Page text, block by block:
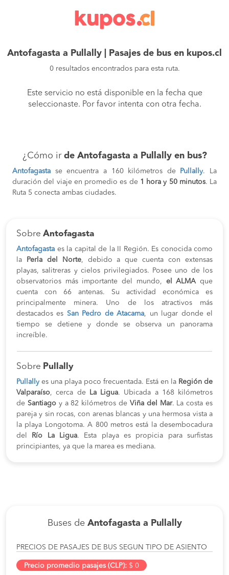
Antofagasta a Pullally | Pasajes de bus en kupos.cl
0 resultados encontrados para esta ruta.
Este servicio no está disponible en la fecha que
seleccionaste. Por favor intenta con otra fecha.
¿Cómo ir de Antofagasta a Pullally en bus?
Antofagasta se encuentra a 160 kilómetros de Pullally. La
duración del viaje en promedio es de 1 hora y 50 minutos. La
Ruta 5 conecta ambas ciudades.
Sobre Antofagasta
Antofagasta es la capital de la II Región. Es conocida como
la
Perla del Norte, debido a que cuenta con extensas
playas, salitreras y cielos privilegiados. Posee uno de los
observatorios más importante del mundo, el ALMAque
cuenta con 66 antenas. Su actividad económica es
principalmente minera. Uno de los atractivos más
destacados es San Pedro de Atacama, un lugar donde el
tiempo se detiene y donde se observa un panorama
increíble.
Sobre Pullally
Pullally es una playa poco frecuentada. Está en la Región de
Valparaíso, cerca deLa Ligua. Ubicada a 168 kilómetros
de Santiagoy a 82 kilómetros de Viña del Mar. La costa es
pareja y sin rocas, con arenas blancas y una hermosa vista a
la playa Longotoma. A 800 metros está la desembocadura
del
Río La Ligua. Esta playa es propicia para surfistas
principiantes, ya que la marea es mediana.
Buses de Antofagasta a Pullally
PRECIOS DE PASAJES DE BUS SEGUN TIPO DE ASIENTO
Precio promedio pasajes (CLP): $ 0